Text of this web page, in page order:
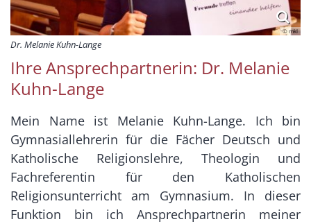
© mkl
Dr. Melanie Kuhn-Lange
Ihre Ansprechpartnerin: Dr. Melanie
Kuhn-Lange
Mein Name ist Melanie Kuhn-Lange. Ich bin
Gymnasiallehrerin für die Fächer Deutsch und
Katholische Religionslehre, Theologin und
Fachreferentin für den Katholischen
Religionsunterricht am Gymnasium. In dieser
Funktion bin ich Ansprechpartnerin meiner